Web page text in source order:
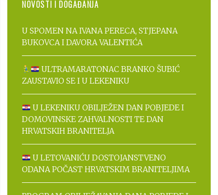
NOVOSTI I DOGAĐANJA
U SPOMEN NA IVANA PERECA, STJEPANA
BUKOVCA I DAVORA VALENTIĆA
ULTRAMARATONAC BRANKO ŠUBIĆ
ZAUSTAVIO SE I U LEKENIKU
U LEKENIKU OBILJEŽEN DAN POBJEDE I
DOMOVINSKE ZAHVALNOSTI TE DAN
HRVATSKIH BRANITELJA
U LETOVANIĆU DOSTOJANSTVENO
ODANA POČAST HRVATSKIM BRANITELJIMA